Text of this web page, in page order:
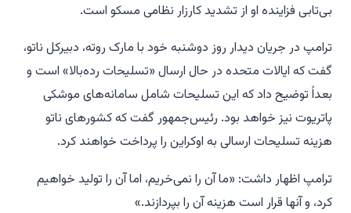
بی‌تابی فزاینده او از تشدید کارزار نظامی مسکو است.
ترامپ در جریان دیدار روز دوشنبه خود با مارک روته، دبیرکل ناتو،
گفت که ایالات متحده در حال ارسال «تسلیحات رده‌بالا» است و
بعداً توضیح داد که این تسلیحات شامل سامانه‌های موشکی
پاتریوت نیز خواهد بود. رئیس‌جمهور گفت که کشورهای ناتو
هزینه تسلیحات ارسالی به اوکراین را پرداخت خواهند کرد.
ترامپ اظهار داشت: «ما آن را نمی‌خریم، اما آن را تولید خواهیم
کرد، و آنها قرار است هزینه آن را بپردازند.»